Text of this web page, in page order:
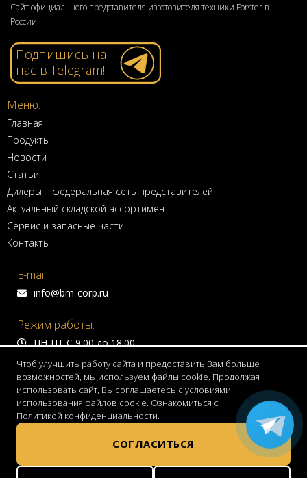
Сайт официального представителя изготовителя техники Forster в
России
Подпишись на
нас в Telegram!
Меню:
Главная
Продукты
Новости
Статьи
Дилеры | федеральная сеть представителей
Актуальный складской ассортимент
Сервис и запасные части
Контакты
E-mail:
info@bm-corp.ru
Режим работы:
ПН-ПТ С 9:00 до 18:00
Адрес:
150999 г. Ярославль,
Волжская набережная, д. 4
Чтоб улучшить работу сайта и предоставить Вам больше
возможностей, мы используем файлы cookie. Продолжая
использовать сайт, Вы соглашаетесь с условиями
использования файлов cookie. Ознакомиться с
Политикой конфиденциальности.
СОГЛАСИТЬСЯ